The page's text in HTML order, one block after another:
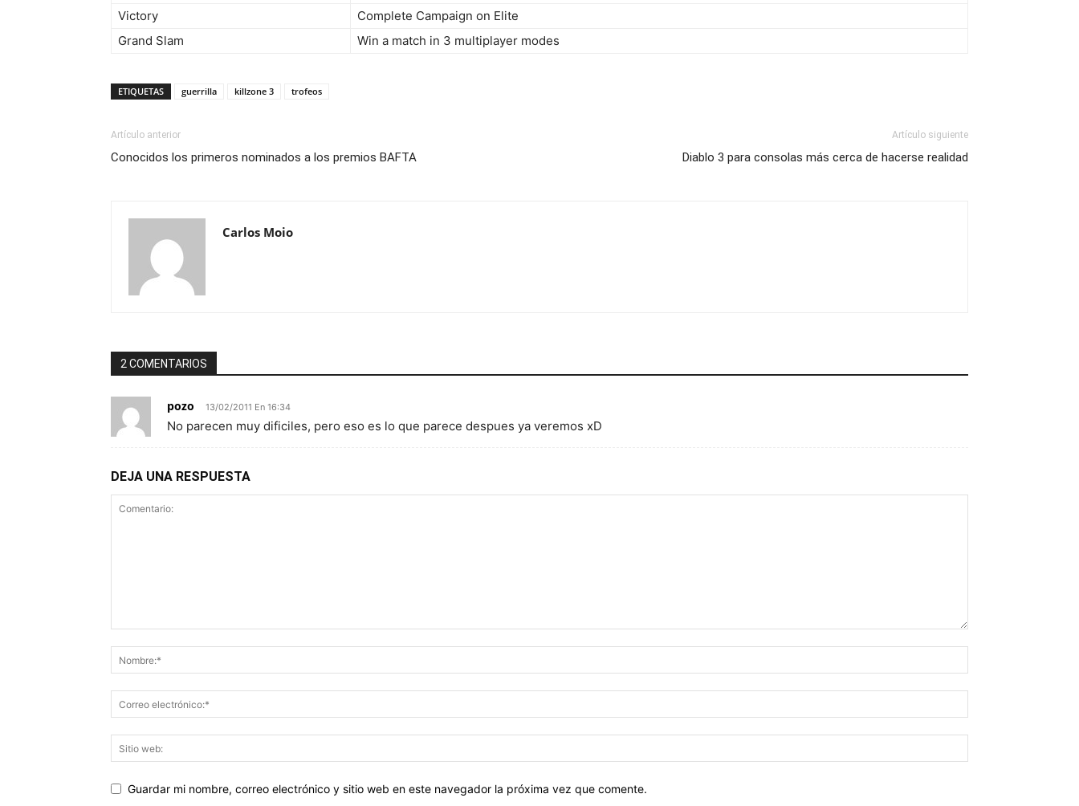
Victory
Complete Campaign on Elite
Grand Slam
Win a match in 3 multiplayer modes
ETIQUETAS guerrilla killzone 3 trofeos
Artículo anterior
Conocidos los primeros nominados a los premios BAFTA
Artículo siguiente
Diablo 3 para consolas más cerca de hacerse realidad
Carlos Moio
2 COMENTARIOS
pozo 13/02/2011 En 16:34
No parecen muy dificiles, pero eso es lo que parece despues ya veremos xD
DEJA UNA RESPUESTA
Guardar mi nombre, correo electrónico y sitio web en este navegador la próxima vez que comente.